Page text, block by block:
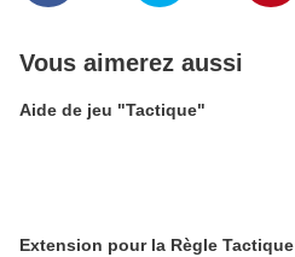
Vous aimerez aussi
Aide de jeu "Tactique"
Extension pour la Règle Tactique